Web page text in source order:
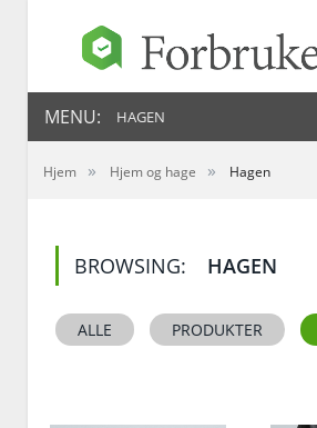
MENU: HAGEN
Hjem » Hjem og hage » Hagen
BROWSING: HAGEN
ALLE PRODUKTER